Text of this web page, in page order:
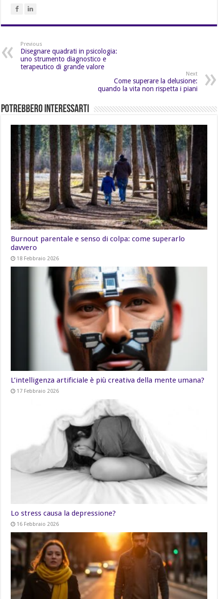
Previous
Disegnare quadrati in psicologia:
uno strumento diagnostico e
terapeutico di grande valore
Next
Come superare la delusione:
quando la vita non rispetta i piani
Potrebbero Interessarti
Burnout parentale e senso di colpa: come superarlo
davvero
18 Febbraio 2026
L’intelligenza artificiale è più creativa della mente umana?
17 Febbraio 2026
Lo stress causa la depressione?
16 Febbraio 2026